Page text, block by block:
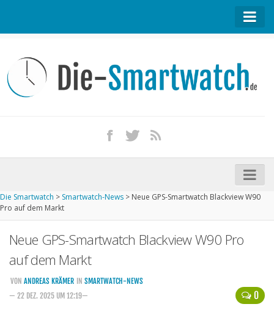
Kontakt / Tipp geben
Impressum
iPhone kaufen
Startseite
Kommende Smartwatches
Handytarife
Die Smartwatch > Smartwatch-News > Neue GPS-Smartwatch Blackview W90
Pro auf dem Markt
Neue GPS-Smartwatch Blackview W90 Pro
auf dem Markt
0
VON ANDREAS KRÄMER IN SMARTWATCH-NEWS
— 22 DEZ. 2025 UM 12:19—